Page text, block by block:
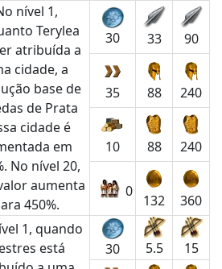
nível 1,
Terylea
atribuída a
cidade, a
base de
de Prata
cidade é
em
No nível 20,
aumenta
450%.
30 33 90
35 88 240
10 88 240
0
132 360
1, quando
está
30 5.5 15